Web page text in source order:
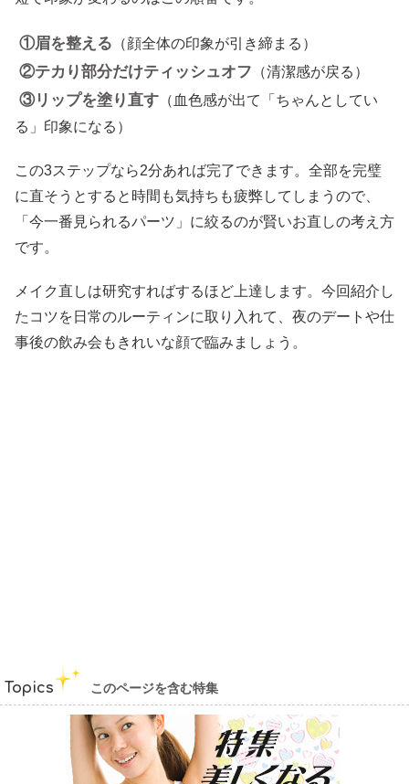
①眉を整える （顔全体の印象が引き締まる）
②テカり部分だけティッシュオフ （清潔感が戻る）
③リップを塗り直す （血色感が出て「ちゃんとしてい
る」印象になる）
この3ステップなら2分あれば完了できます。全部を完璧
に直そうとすると時間も気持ちも疲弊してしまうので、
「今一番見られるパーツ」に絞るのが賢いお直しの考え方
です。
メイク直しは研究すればするほど上達します。今回紹介し
たコツを日常のルーティンに取り入れて、夜のデートや仕
事後の飲み会もきれいな顔で臨みましょう。
Topics このページを含む特集